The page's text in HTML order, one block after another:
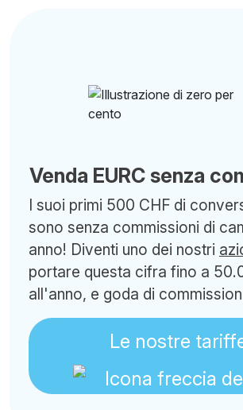
Venda EURC senza
I suoi primi 500 CHF di
sono senza commissioni di
anno! Diventi uno dei nostri
portare questa cifra fino a
all'anno, e goda di
Le nostre